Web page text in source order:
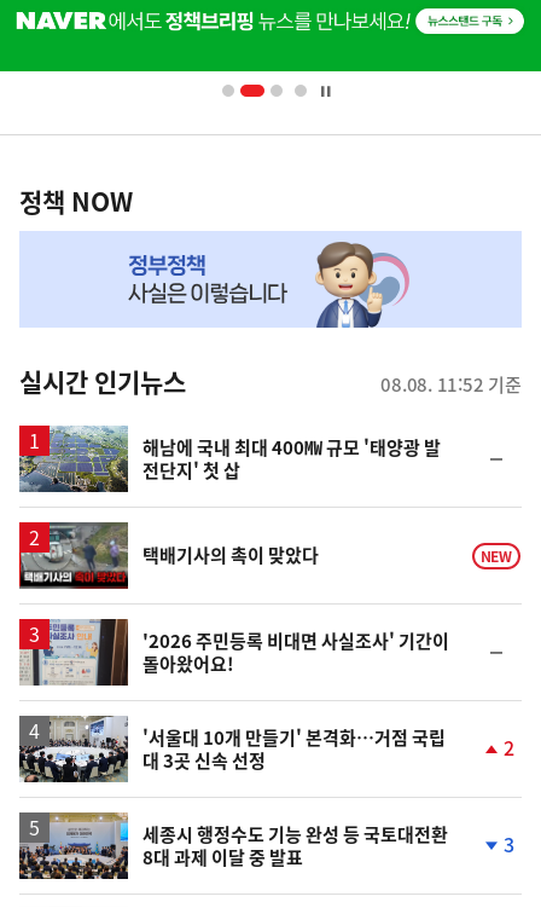
단
배
영
책
NOW,
뉴
스
정책 NOW
실시간 인기뉴스 08.08. 11:52 기준
해남에 국내 최대 400㎿ 규모 '태양광 발
전단지' 첫 삽
일
영
상
택배기사의 촉이 맞았다 NEW
'2026 주민등록 비대면 사실조사' 기간이
돌아왔어요!
일
'서울대 10개 만들기' 본격화…거점 국립
대 3곳 신속 선정
계
2
세종시 행정수도 기능 완성 등 국토대전환
8대 과제 이달 중 발표
계
3